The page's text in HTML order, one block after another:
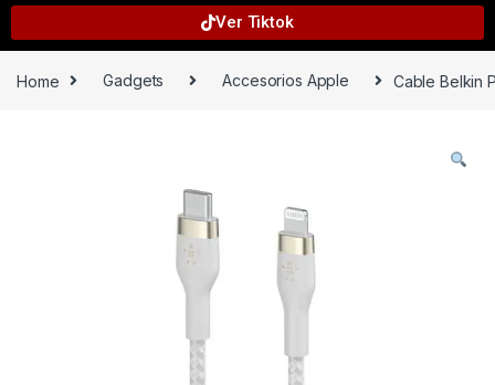
Ver Tiktok
Home Gadgets Accesorios Apple Cable Belkin